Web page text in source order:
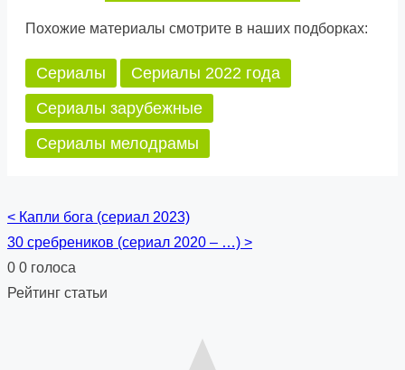
Похожие материалы смотрите в наших подборках:
Сериалы
Сериалы 2022 года
Сериалы зарубежные
Сериалы мелодрамы
Posts
navigation
< Капли бога (сериал 2023)
30 сребреников (сериал 2020 – …) >
0 0 голоса
Рейтинг статьи